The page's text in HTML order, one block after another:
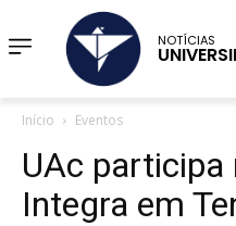
NOTÍCIAS
Início Eventos
UAc participa
Integra em